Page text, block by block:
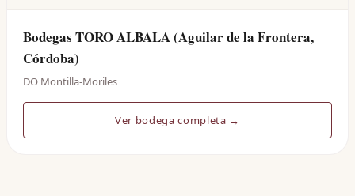
Bodegas TORO ALBALA (Aguilar de la Frontera,
Córdoba)
DO Montilla-Moriles
Ver bodega completa →